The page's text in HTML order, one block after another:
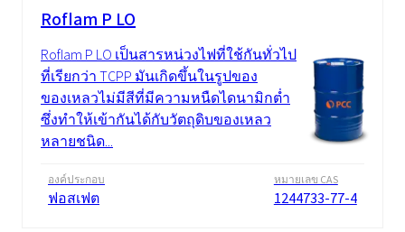
Roflam P LO
Roflam P LO เป็นสารหน่วงไฟที่ใช้กันทั่วไป
ที่เรียกว่า TCPP มันเกิดขึ้นในรูปของ
ของเหลวไม่มีสีที่มีความหนืดไดนามิกต่ำ
ซึ่งทำให้เข้ากันได้กับวัตถุดิบของเหลว
หลายชนิด...
องค์ประกอบ
ฟอสเฟต
หมายเลข CAS
1244733-77-4